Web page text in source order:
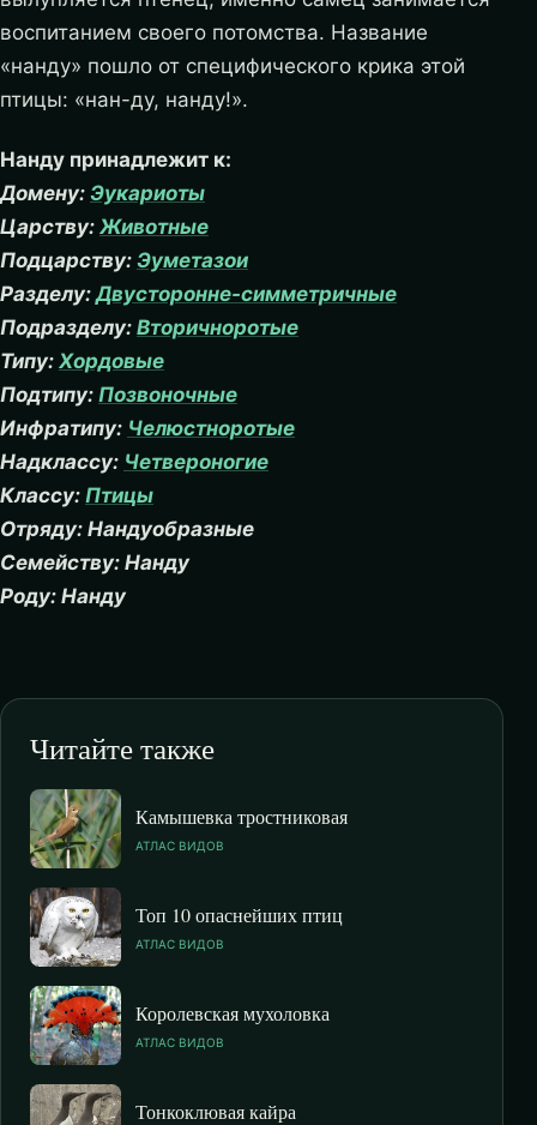
воспитанием своего потомства. Название
«нанду» пошло от специфического крика этой
птицы: «нан-ду, нанду!».
Нанду принадлежит к:
Домену: Эукариоты
Царству: Животные
Подцарству: Эуметазои
Разделу:Двусторонне-симметричные
Подразделу: Вторичноротые
Типу: Хордовые
Подтипу: Позвоночные
Инфратипу: Челюстноротые
Надклассу: Четвероногие
Классу: Птицы
Отряду: Нандуобразные
Семейству: Нанду
Роду: Нанду
Читайте также
Камышевка тростниковая
АТЛАС ВИДОВ
Топ 10 опаснейших птиц
АТЛАС ВИДОВ
Королевская мухоловка
АТЛАС ВИДОВ
Тонкоклювая кайра